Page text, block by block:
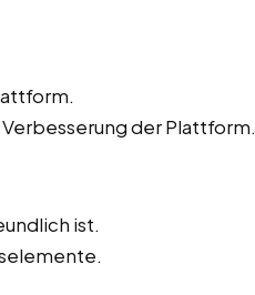
der Plattform.
ist.